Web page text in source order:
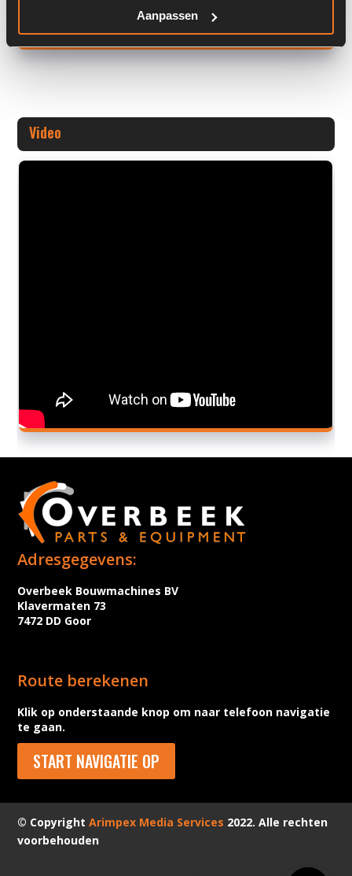
Aanpassen
+ Volledige overige informatie openen
Video
Adresgegevens:
Overbeek Bouwmachines BV
Klavermaten 73
7472 DD Goor
Route berekenen
Klik op onderstaande knop om naar telefoon navigatie
te gaan.
START NAVIGATIE OP
© CopyrightArimpex Media Services 2022. Alle rechten
voorbehouden